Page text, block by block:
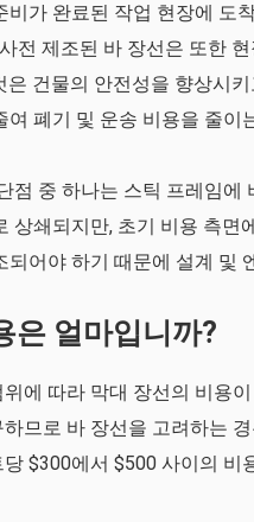
비가 완료된 작업 현장에 도
전 제조된 바 장선은 또한
은 건물의 안전성을 향상시
여 폐기 및 운송 비용을 줄이
점 중 하나는 스틱 프레임
상쇄되지만, 초기 비용 측
되어야 하기 때문에 설계 및
은 얼마입니까?
에 따라 막대 장선의 비용
므로 바 장선을 고려하는
$300에서 $500 사이의 비